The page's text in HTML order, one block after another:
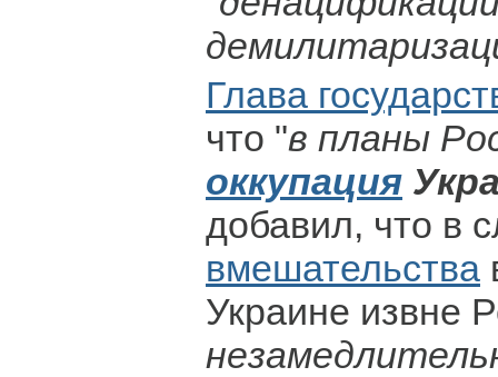
Глава
что "в планы
оккупация
добавил, что в
вмешательства
Украине извне